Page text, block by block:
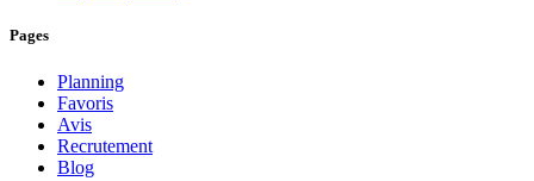
Pages
Planning
Favoris
Avis
Recrutement
Blog